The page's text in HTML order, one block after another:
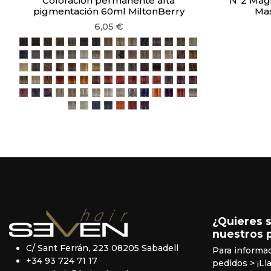
pigmentación 60ml MiltonBerry
6,05 €
Castaño Claro 5
Rubio Oscuro 6
Rubio 7
Rubio Claro 8
Rubio Clarísimo 9
Castaño Claro Intenso 5/00
Rubio Oscuro Intenso 6/00
Rubio Clarísimo Intenso 9/00
Rubio Platino Intenso 10/00
Rubio Platino 10
Castaño Claro Ceniza 5/1
Rubio Oscuro Ceniza 6/1
Rubio Ceniza 7/1
Rubio Claro Ceniza
Rubio Clarísimo
Negro Azulado 1/11
Castaño Claro Gris Intenso 5/11
Rubio Oscuro Gris Intenso 6/11
Rubio Gris Intenso 7/11
Rubio Claro Gris Intenso 8/11
Rubio Clarísimo Gris Intenso 9/11
Rubio Claro Dorado Ceniza 8/31
Rubio Clarísimo Dorado Ceniza 9/31
Rubio Platino Dorado Ceniza 10/31
Rubio Claro Perla 8/27
Rubio Clarísimo Perla 9/27
Rubio Platino Perla 10/27
Rubio Arena 10/23
Rubio Oscuro
Rubio Dorado
Rubio Platino Dorado Avellana 10/38
Castaño Dorado 4/3
Castaño Claro Dorado 5/3
Rubio Oscuro Dorado 6/3
Rubio Dorado 7/3
Rubio Claro Dorado 8/3
Rubio Clarísimo Dorado 9/3
Rubio Oliva 7/9
Rubio Claro Oliva 8/9
Rubio Clarísimo Oliva 9/9
Castaño Marrón Rojizo 4/85
Castaño Claro Marrón
Rubio Oscuro Marrón
Castaño Claro
Rubio Oscuro
Rubio Marrón Ceniza 7/81
Rubio Clarísimo Marrón Ceniza 9/81
Rubio Oscuro Cobre 6/4
Rubio Cobre Intenso 7/44
Rubio Cobre Dorado 7/43
Rubio Claro Cobre Dorado 8/43
Castaño Claro Rojizo 5/5
Rubio Oscuro Rojizo 6/5
Castaño Claro Rojizo Triple 5/555
Rubio Oscuro Rojizo Intenso 6/
Rubio Rojizo Intenso 7/55
Rubio Rojizo Cobre 7/54
Castaño Caoba 4/6
Castaño Claro
Castaño Claro
Rubio Oscuro Rojizo Violeta 6/57
Castaño Violeta 4/7
Rubio Oscuro Violeta 6/7
Rubio Extra Claro Ceniza Super 10/1
Rubio Extra Claro Beig Super 10/2
Rubio Extremo Ceniza 11/1
Rubio Extremo Beig 11/2
Rubio Ceniza Super 12/11
Rubio Plata Super 12/71
Plata 901
Azul 911
Naranja 944
Violeta 977
Rojizo 955
Tonalizador Marfil
Tonalizador Lavanda Pura 10/71
Creators Extra Blanco 0/0
Corrector Azul
Corrector Anti-rojizo
Corrector Naranja
Corrector Rojizo
Corrector Violeta
C/ Sant Ferrán, 223 08205 Sabadell
+34 93 724 71 17
¿Quieres
nuestros
Para
pedidos >